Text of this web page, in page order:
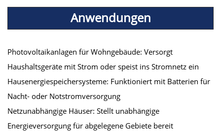
Anwendungen
Photovoltaikanlagen für Wohngebäude: Versorgt
Haushaltsgeräte mit Strom oder speist ins Stromnetz ein
Hausenergiespeichersysteme: Funktioniert mit Batterien für
Nacht- oder Notstromversorgung
Netzunabhängige Häuser: Stellt unabhängige
Energieversorgung für abgelegene Gebiete bereit